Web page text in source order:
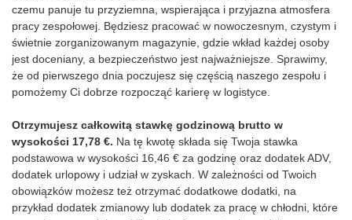
czemu panuje tu przyziemna, wspierająca i przyjazna atmosfera
pracy zespołowej. Będziesz pracować w nowoczesnym, czystym i
świetnie zorganizowanym magazynie, gdzie wkład każdej osoby
jest doceniany, a bezpieczeństwo jest najważniejsze. Sprawimy,
że od pierwszego dnia poczujesz się częścią naszego zespołu i
pomożemy Ci dobrze rozpocząć karierę w logistyce.
Otrzymujesz całkowitą stawkę godzinową brutto w
wysokości 17,78 €. Na tę kwotę składa się Twoja stawka
podstawowa w wysokości 16,46 € za godzinę oraz dodatek ADV,
dodatek urlopowy i udział w zyskach. W zależności od Twoich
obowiązków możesz też otrzymać dodatkowe dodatki, na
przykład dodatek zmianowy lub dodatek za pracę w chłodni, które